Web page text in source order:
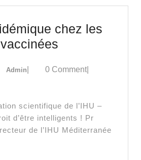
chez les
chez
personnes
vaccinées
2021
AdminAdmin0 Comment
d’être intelligents ! Pr
de l’IHU Méditerranée